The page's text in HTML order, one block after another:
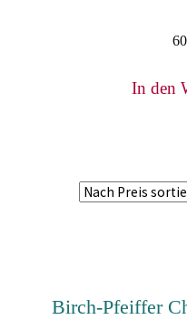
In den
Birch-Pfeiffer